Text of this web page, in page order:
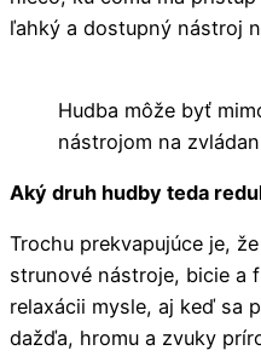
ľahký a dostupný nástroj
Hudba môže byť
nástrojom na
Aký druh hudby teda
Trochu prekvapujúce je,
strunové nástroje, bicie a
relaxácii mysle, aj keď sa
dažďa, hromu a zvuky